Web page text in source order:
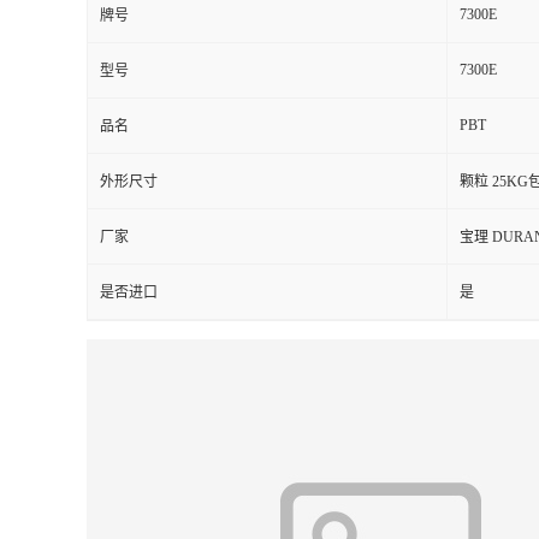
牌号 7300E
型号 7300E
品名 PBT
外形尺寸 颗粒 25KG
厂家 宝理
是否进口 是